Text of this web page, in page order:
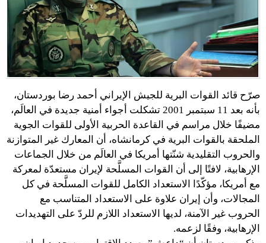
صرّح قائد القوات البرية للجيش الإيراني أحمد رضا بوردستان،
بأنه بعد 11 سبتمبر 2001 تشكلت أجواء أمنية جديدة في العالَم،
مضيفًا خلال مراسم في القاعدة الحربية الأولى للقوات الجوية
الملحقة بالقوات البرية في كرمانشاه، أن المعارك غير المتوازنة
والحروب التقليدية شنّتها أمريكا في العالَم من خلال الجماعات
الإرهابية، لافتًا إلى أن القوات المسلَّحة لإيران مستعدّة لمعركة
مع أمريكا، مؤكّدًا الاستعداد الكامل للقوات المسلَّحة في كل
المجالات، وأن إيران علاوة على الاستعداد المتناسب مع
الحروب غير الآمنة، لديها الاستعداد اللازم للردّ على التهديدات
الإرهابية، وفقًا لزعمه.